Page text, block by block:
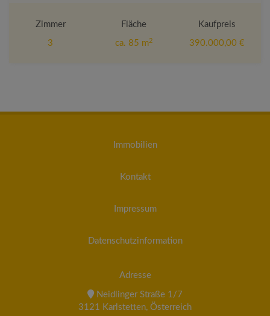
Zimmer
3
Fläche
ca. 85 m2
Kaufpreis
390.000,00 €
Immobilien
Kontakt
Impressum
Datenschutzinformation
Adresse
Neidlinger Straße 1/7
3121 Karlstetten, Österreich